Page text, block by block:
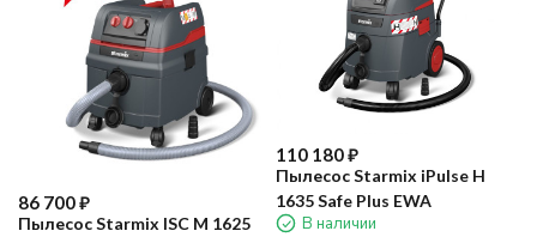
86 700₽
Пылесос Starmix ISC M 1625
110 180₽
Пылесос Starmix iPulse H
1635 Safe Plus EWA
В наличии